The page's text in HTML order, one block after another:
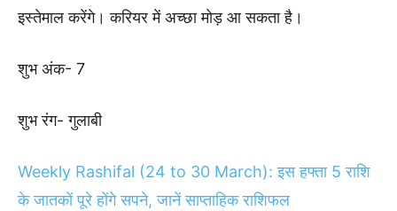
इस्तेमाल करेंगे। करियर में अच्छा मोड़ आ सकता है।
शुभ अंक- 7
शुभ रंग- गुलाबी
Weekly Rashifal (24 to 30 March): इस हफ्ता 5 राशि
के जातकों पूरे होंगे सपने, जानें साप्ताहिक राशिफल